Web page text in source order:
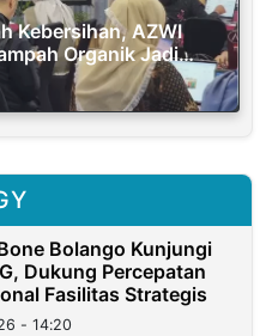
Kebersihan, AZWI
Organik Jadi
Bolango Kunjungi
Dukung Percepatan
Fasilitas Strategis
- 14:20